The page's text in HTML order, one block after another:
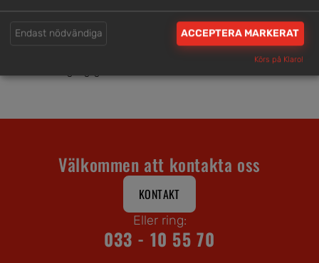
Brett och samlat utbud
Välkommen att kontakta oss
KONTAKT
Eller ring:
033 - 10 55 70
Endast nödvändiga ACCEPTERA MARKERAT
Körs på Klaro!